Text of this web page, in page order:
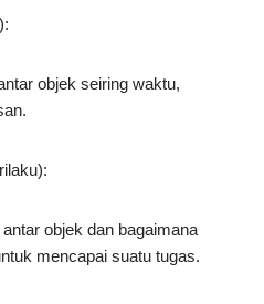
objek seiring waktu,
objek dan bagaimana
mencapai suatu tugas.